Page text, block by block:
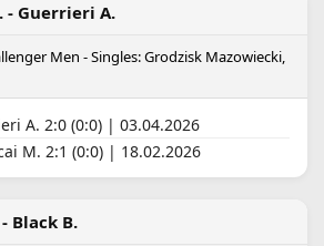
- Guerrieri A.
Men - Singles: Grodzisk Mazowiecki,
A. 2:0 (0:0) | 03.04.2026
M. 2:1 (0:0) | 18.02.2026
Black B.